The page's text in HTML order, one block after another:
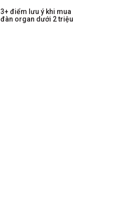
3+ điểm lưu ý khi mua
đàn organ dưới 2 triệu